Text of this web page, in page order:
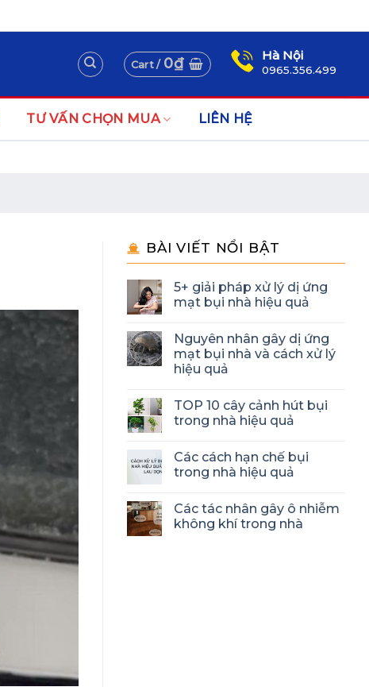
Cart / 0₫ Hà Nội
0965.356.499
TƯ VẤN CHỌN MUA LIÊN HỆ
BÀI VIẾT NỔI BẬT
5+ giải pháp xử lý dị ứng
mạt bụi nhà hiệu quả
Nguyên nhân gây dị ứng
mạt bụi nhà và cách xử lý
hiệu quả
TOP 10 cây cảnh hút bụi
trong nhà hiệu quả
Các cách hạn chế bụi
trong nhà hiệu quả
Các tác nhân gây ô nhiễm
không khí trong nhà